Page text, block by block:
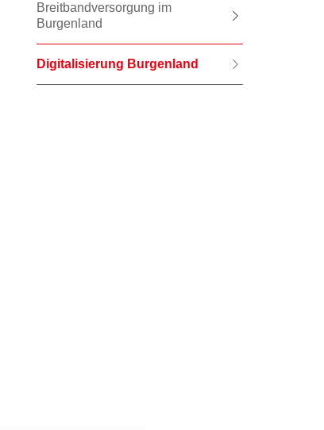
Breitbandversorgung im
Burgenland
Digitalisierung Burgenland